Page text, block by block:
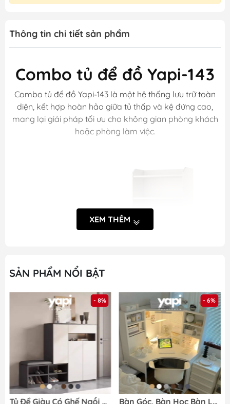
Thông tin chi tiết sản phẩm
Combo tủ để đồ Yapi-143
Combo tủ để đồ Yapi-143 là một hệ thống lưu trữ toàn
diện, kết hợp hoàn hảo giữa tủ thấp và kệ đứng cao,
mang lại giải pháp tối ưu cho không gian phòng khách
hoặc phòng làm việc.
Khách hàng tham khảo kĩ thông tin về sản phẩm trước
khi đặt và nhận hàng củaYapi
XEM THÊM
SẢN PHẨM NỔI BẬT
- 8%
Tủ Để Giày Có Ghế Ngồi Bọc Nệm 140x35x100cm Yapi-322
- 6%
Bàn Góc, Bàn Học Bàn Làm Việc Đa Năng 100x100x142cm Có Kệ Để Đồ Siêu Tiện Dụng Yapi-418